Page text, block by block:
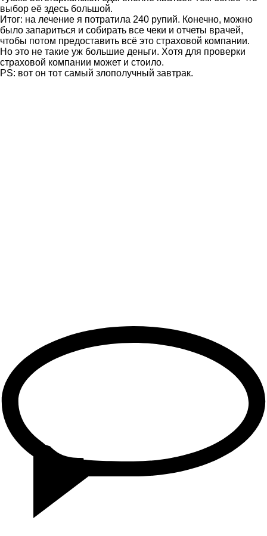
выбор её здесь большой.
Итог: на лечение я потратила 240 рупий. Конечно, можно
было запариться и собирать все чеки и отчеты врачей,
чтобы потом предоставить всё это страховой компании.
Но это не такие уж большие деньги. Хотя для проверки
страховой компании может и стоило.
PS: вот он тот самый злополучный завтрак.